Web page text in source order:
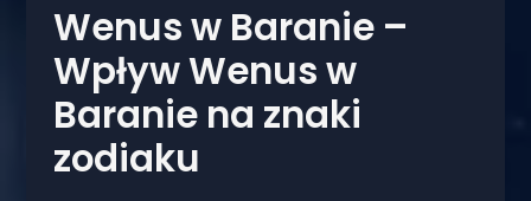
Wenus w Baranie –
Wpływ Wenus w
Baranie na znaki
zodiaku